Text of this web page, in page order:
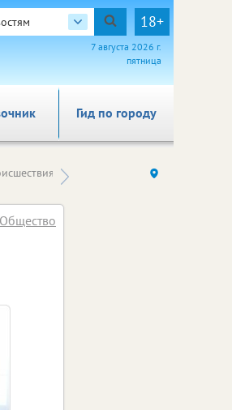
18+
7 августа 2026 г.
пятница
Гид по городу
Здоровье компаний (на
Общество